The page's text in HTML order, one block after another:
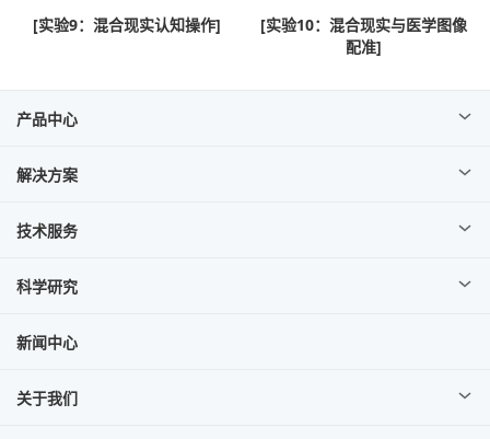
[实验9：混合现实认知操作]
[实验10：混合现实与医学图像
配准]
产品中心
解决方案
技术服务
科学研究
新闻中心
关于我们